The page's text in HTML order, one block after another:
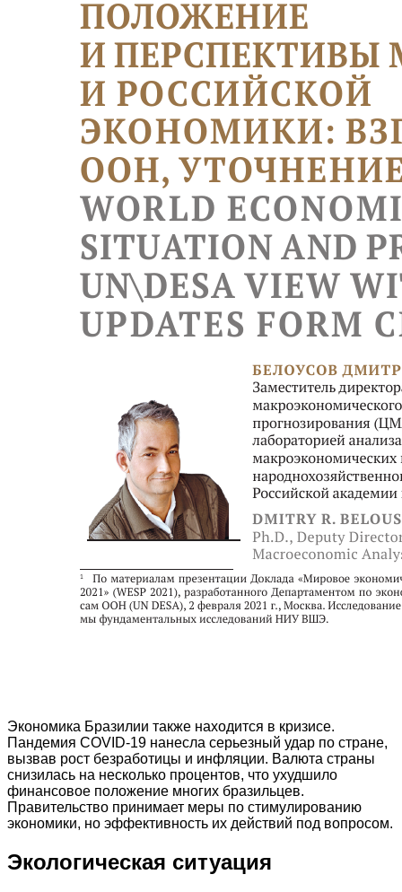
Экономика Бразилии также находится в кризисе.
Пандемия COVID-19 нанесла серьезный удар по стране,
вызвав рост безработицы и инфляции. Валюта страны
снизилась на несколько процентов, что ухудшило
финансовое положение многих бразильцев.
Правительство принимает меры по стимулированию
экономики, но эффективность их действий под вопросом.
Экологическая ситуация